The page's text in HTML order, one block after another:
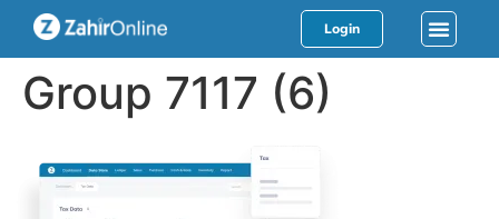
Login
Group 7117 (6)